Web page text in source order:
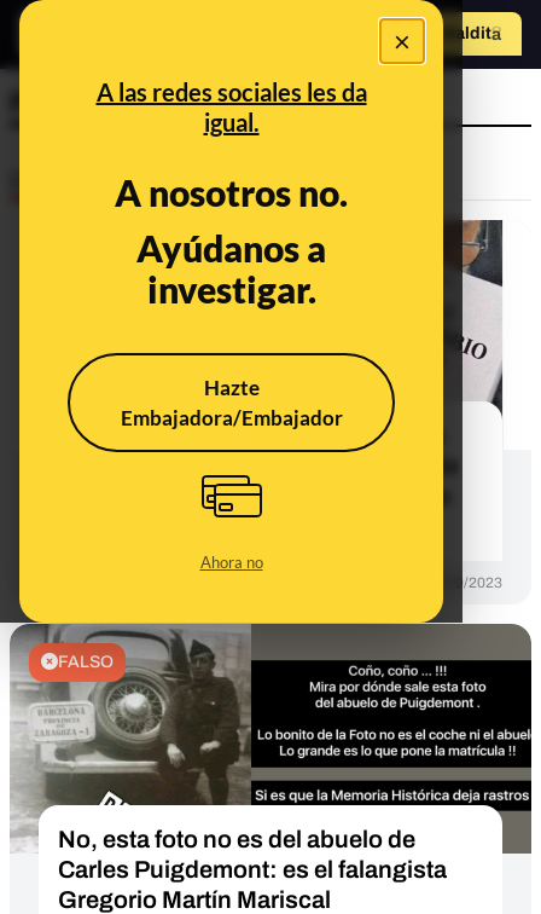
×
A las redes sociales les da
igual.
A nosotros no.
Ayúdanos a
investigar.
Hazte
Embajadora/Embajador
Ahora no
Hazte Maldito
Puigdemont
CONTEXTO
La portada de ABC sobre Rajoy y la
2017, aunque en el interior no habla
de una amnistía judicial
08/09/2023
FALSO
No, esta foto no es del abuelo de
Carles Puigdemont: es el falangista
Gregorio Martín Mariscal